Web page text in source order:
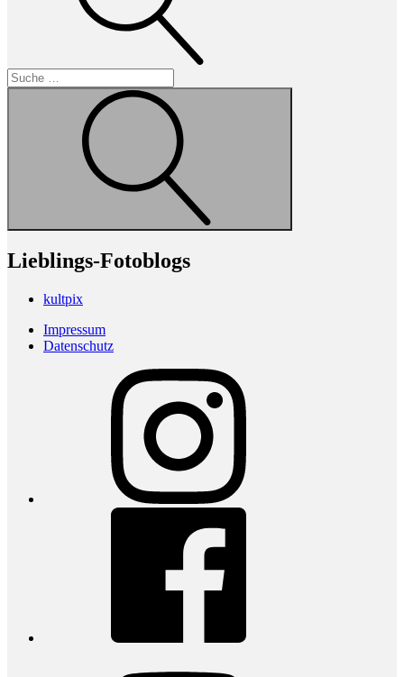
Lieblings-Fotoblogs
kultpix
Impressum
Datenschutz